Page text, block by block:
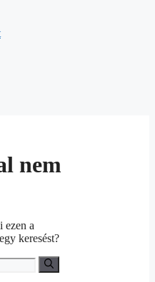
nem
ezen a
keresést?